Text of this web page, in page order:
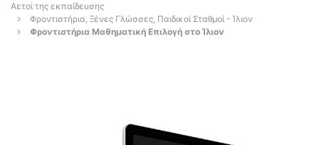
Αετοί της εκπαίδευσης
Φροντιστήρια, Ξένες Γλώσσες, Παιδικοί Σταθμοί - Ίλιον
Φροντιστήρια Μαθηματική Επιλογή στο Ίλιον